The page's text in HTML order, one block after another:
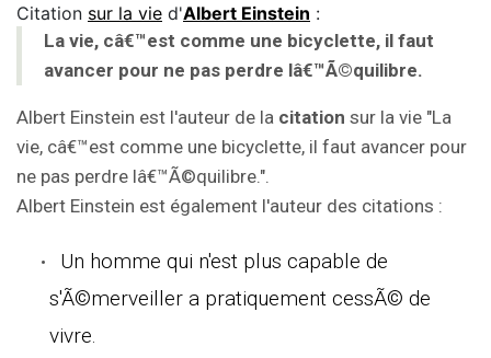
Citation sur la vie d'Albert Einstein :
La vie, câ€™est comme une bicyclette, il faut
avancer pour ne pas perdre lâ€™Ã©quilibre.
Albert Einstein est l'auteur de la citation sur la vie "La
vie, câ€™est comme une bicyclette, il faut avancer pour
ne pas perdre lâ€™Ã©quilibre.".
Albert Einstein est également l'auteur des citations :
Un homme qui n'est plus capable de
s'Ã©merveiller a pratiquement cessÃ© de
vivre.